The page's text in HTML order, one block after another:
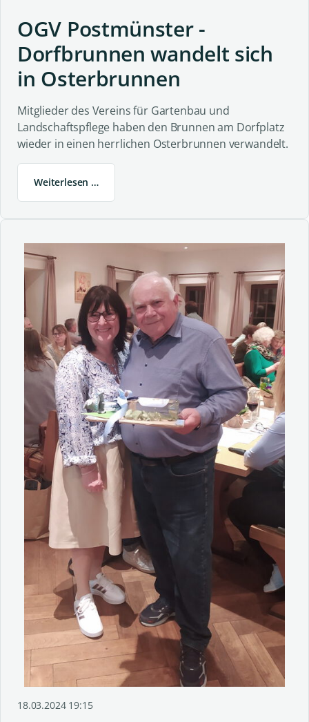
OGV Postmünster -
Dorfbrunnen wandelt sich
in Osterbrunnen
Mitglieder des Vereins für Gartenbau und
Landschaftspflege haben den Brunnen am Dorfplatz
wieder in einen herrlichen Osterbrunnen verwandelt.
Weiterlesen …
18.03.2024 19:15